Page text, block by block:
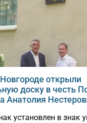
открыли
доску в честь
Анатолия
установлен в знак